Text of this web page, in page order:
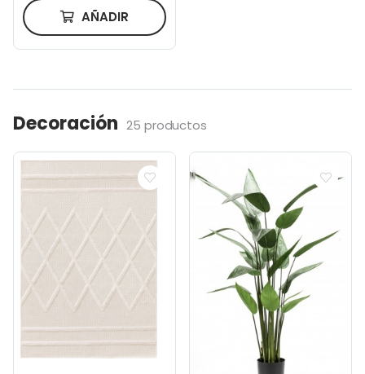
AÑADIR
Decoración 25 productos